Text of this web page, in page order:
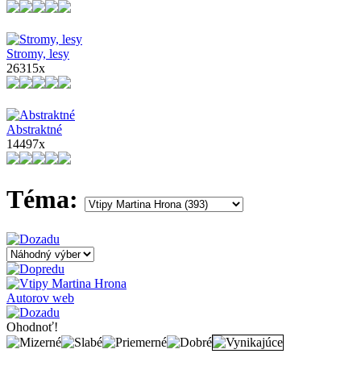
Stromy, lesy
26315x
Abstraktné
14497x
Téma:
Autorov web
Ohodnoť!